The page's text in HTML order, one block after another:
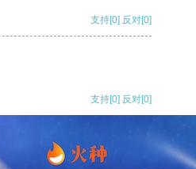
支持[0] 反对[0]
支持[0] 反对[0]